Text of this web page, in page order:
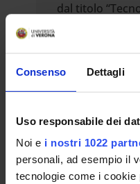
Consenso Dettagli
Uso responsabile dei
Noi e i nostri 1022
personali, ad esempio il
tecnologie come i
dal titolo
Data
2025
Scadenza
2025
Numero posti:1